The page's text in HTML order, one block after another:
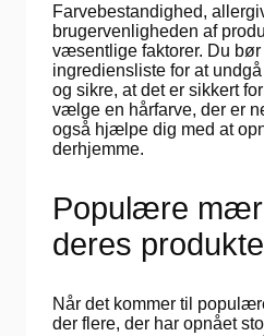
Farvebestandighed,
brugervenligheden af
væsentlige faktorer. Du
ingrediensliste for at
og sikre, at det er sikkert
vælge en hårfarve, der er
også hjælpe dig med at
derhjemme.
Populære
deres
Når det kommer til
der flere, der har opnået